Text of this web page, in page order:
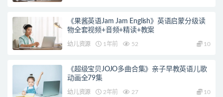
《果酱英语Jam Jam English》英语启蒙分级读
物全套视频+音频+精读+教案
幼儿资源 1年前 52 10
《超级宝贝JOJO多曲合集》亲子早教英语儿歌
动画全79集
幼儿资源 2年前 27 10